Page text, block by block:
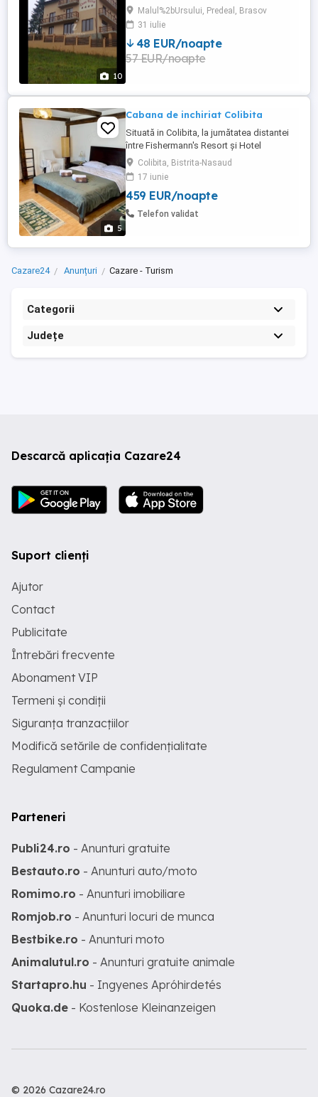
10
situata in Predeal pe drumul spre
Manastirea Sfantul Nicolae intr-o zona
inconjurata de padure,cu o priveliste
minunata. Aceasta va pune la dispozitie 7
camere duble matrimoniale si 2 camere
Malul%2bUrsului, Predeal, Brasov
31 iulie
48 EUR/noapte
57 EUR/noapte
5
Cabana de inchiriat Colibita
Situată in Colibita, la jumătatea distantei
între Fishermann's Resort și Hotel
Panoramic. Suprafața totala 18
ari.Complex format din 2 clădiri, 2 parcări,
curte, parc împădurit, foișor acoperit și
debara lemnărie. Prima cladire are
suprafața construită de 369 mp, formată
Colibita, Bistrita-Nasaud
17 iunie
459 EUR/noapte
Telefon validat
Cazare24 Anunțuri Cazare - Turism
Categorii
Județe
Descarcă aplicația Cazare24
Suport clienți
Ajutor
Contact
Publicitate
Întrebări frecvente
Abonament VIP
Termeni și condiții
Siguranța tranzacțiilor
Modifică setările de confidențialitate
Regulament Campanie
Parteneri
Publi24.ro - Anunturi gratuite
Bestauto.ro - Anunturi auto/moto
Romimo.ro - Anunturi imobiliare
Romjob.ro - Anunturi locuri de munca
Bestbike.ro - Anunturi moto
Animalutul.ro - Anunturi gratuite animale
Startapro.hu - Ingyenes Apróhirdetés
Quoka.de - Kostenlose Kleinanzeigen
© 2026 Cazare24.ro